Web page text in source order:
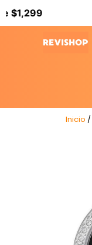
Inicio /